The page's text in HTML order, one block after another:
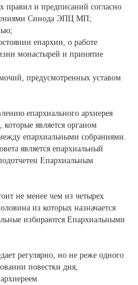
правил и предписаний согласно
Синода ЭПЦ МП;
епархии, о работе
монастырей и принятие
предусмотренных уставом
епархиального архиерея
является органом
епархиальными собраниями.
является епархиальный
Епархиальным
не менее чем из четырех
из которых назначается
избираются Епархиальными
регулярно, но не реже одного
повестки дня,